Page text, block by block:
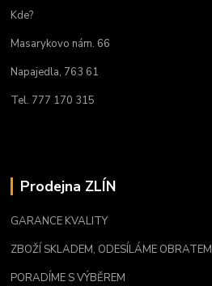
Kde?
Masarykovo nám. 66
Napajedla, 763 61
Tel. 777 170 315
Prodejna ZLÍN
GARANCE KVALITY
ZBOŽÍ SKLADEM, ODESÍLÁME OBRATEM
PORADÍME S VÝBĚREM